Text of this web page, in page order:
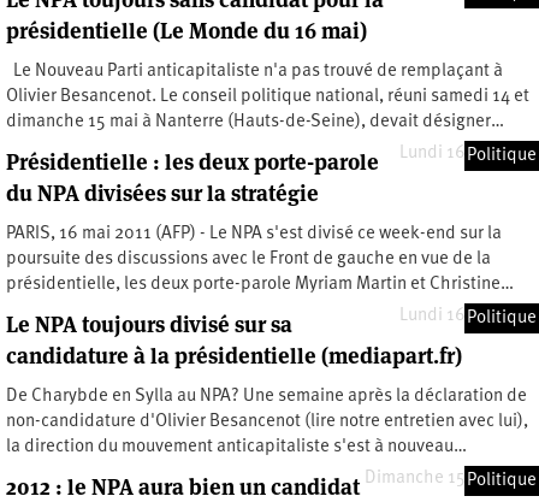
présidentielle (Le Monde du 16 mai)
Le Nouveau Parti anticapitaliste n'a pas trouvé de remplaçant à
Olivier Besancenot. Le conseil politique national, réuni samedi 14 et
dimanche 15 mai à Nanterre (Hauts-de-Seine), devait désigner…
Lundi 16 mai 2011
Politique
Présidentielle : les deux porte-parole
du NPA divisées sur la stratégie
PARIS, 16 mai 2011 (AFP) - Le NPA s'est divisé ce week-end sur la
poursuite des discussions avec le Front de gauche en vue de la
présidentielle, les deux porte-parole Myriam Martin et Christine…
Lundi 16 mai 2011
Politique
Le NPA toujours divisé sur sa
candidature à la présidentielle (mediapart.fr)
De Charybde en Sylla au NPA? Une semaine après la déclaration de
non-candidature d'Olivier Besancenot (lire notre entretien avec lui),
la direction du mouvement anticapitaliste s'est à nouveau…
Dimanche 15 mai 2011
Politique
2012 : le NPA aura bien un candidat